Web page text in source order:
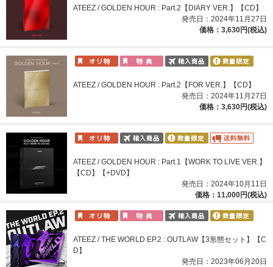
ATEEZ / GOLDEN HOUR : Part.2【DIARY VER.】【CD】
発売日：2024年11月27日
価格：3,630円(税込)
ATEEZ / GOLDEN HOUR : Part.2【FOR VER.】【CD】
発売日：2024年11月27日
価格：3,630円(税込)
ATEEZ / GOLDEN HOUR : Part.1【WORK TO LIVE VER.】
【CD】【+DVD】
発売日：2024年10月11日
価格：11,000円(税込)
ATEEZ / THE WORLD EP.2 : OUTLAW【3形態セット】【C
D】
発売日：2023年06月20日